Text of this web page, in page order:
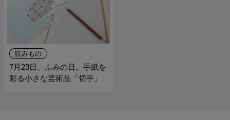
読みもの
7月23日、ふみの日。手紙を
彩る小さな芸術品「切手」